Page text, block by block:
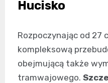
Hucisko
Rozpoczynając od 27
kompleksową
obejmującą także
tramwajowego.